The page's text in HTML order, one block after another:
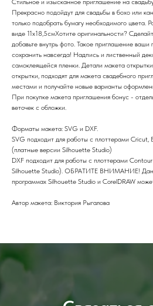
Стильное и изысканное приглашение на
Прекрасно подойдут для свадьбы в бохо или
только подобрать бумагу необходимого цвета.
виде 11х18,5смХотите оригинальности?
добавьте внутрь фото. Такое приглашение ваши
сохранить навсегда! Надпись и лиственный
самоклеящейся пленки. Детали макета
открытки, подходят для макета свадебного
местами и получайте новые варианты
При покупке макета приглашения бонус -
веточек с обложки.
Форматы макета: SVG и DXF.
SVG подходит для работы с плоттерами
(платные версии Silhouette Studio)
DXF подходит для работы с плоттерами
Silhouette Studio). ОБРАТИТЕ ВНИМАНИЕ!
программах Silhouette Studio и CorelDRAW
Автор макета: Виктория Рыгалова